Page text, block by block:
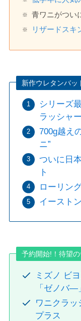
青ワニがつい
リザードスキ
新作ウレタンバッ
シリーズ
ラッシャ
700g越え
ニ”
ついに日
ト
ローリン
イースト
予約開始!！待望
ミズノ ビ
「ゼノバ―
ワニクラ
プラス